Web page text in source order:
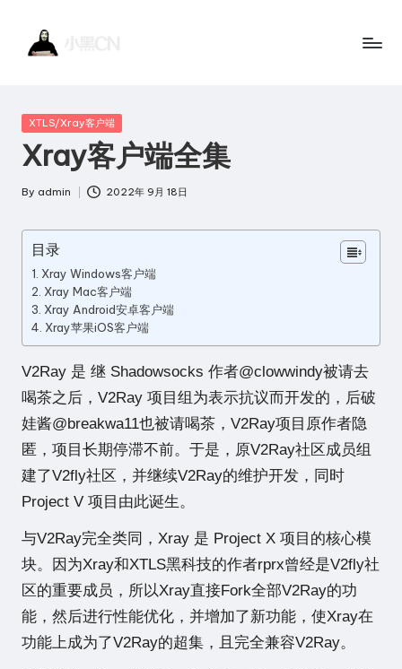
黑
C
N
站
点
讲
技
术
的
客
网
站
Posted
XTLS/Xray客户端
Xray客户端全集
Posted
By admin 2022年 9月 18日
目录
Xray Windows客户端
Xray Mac客户端
Xray Android安卓客户端
Xray苹果iOS客户端
V2Ray 是 继 Shadowsocks 作者@clowwindy被请去
喝茶之后，V2Ray 项目组为表示抗议而开发的，后破
娃酱@breakwa11也被请喝茶，V2Ray项目原作者隐
匿，项目长期停滞不前。于是，原V2Ray社区成员组
建了V2fly社区，并继续V2Ray的维护开发，同时
Project V 项目由此诞生。
与V2Ray完全类同，Xray 是 Project X 项目的核心模
块。因为Xray和XTLS黑科技的作者rprx曾经是V2fly社
区的重要成员，所以Xray直接Fork全部V2Ray的功
能，然后进行性能优化，并增加了新功能，使Xray在
功能上成为了V2Ray的超集，且完全兼容V2Ray。